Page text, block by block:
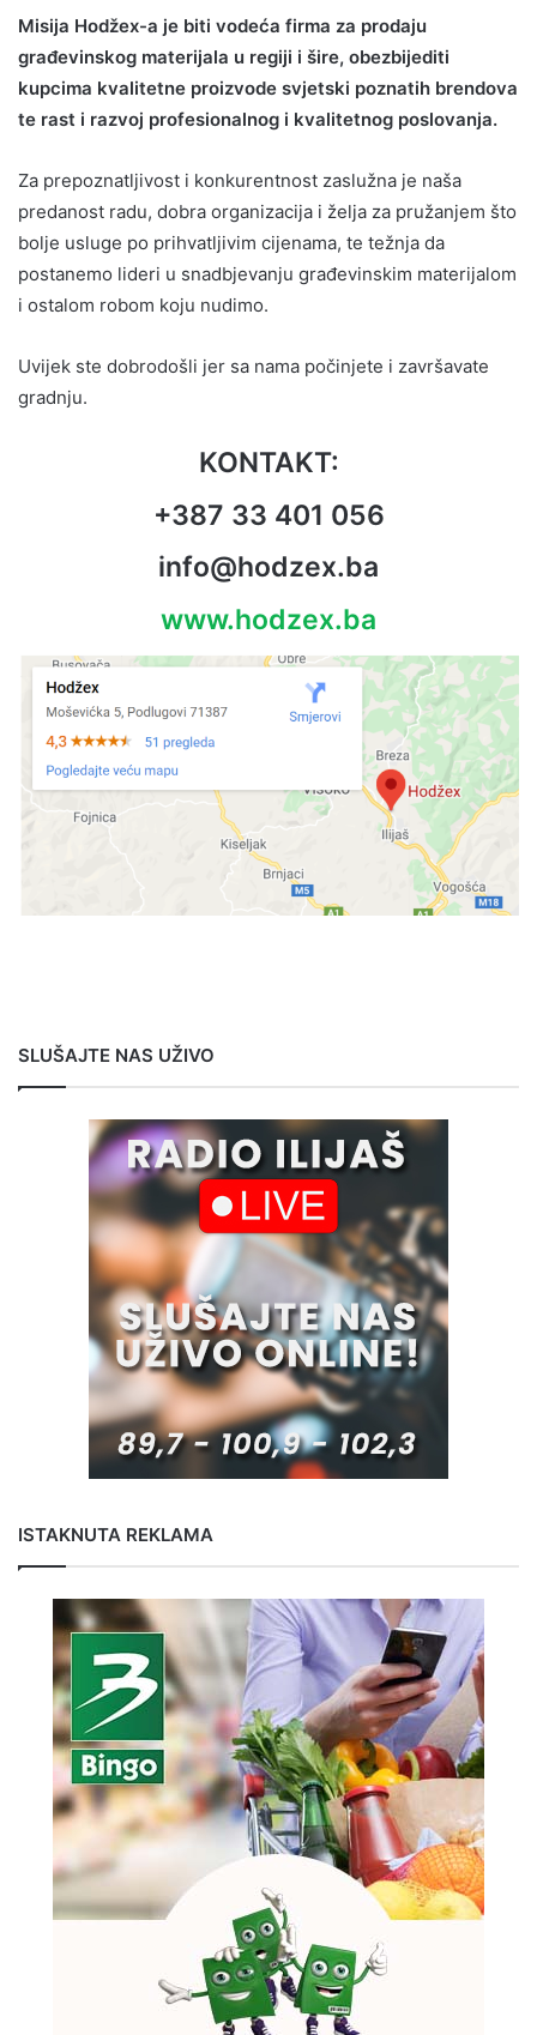
Misija Hodžex-a je biti vodeća firma za prodaju
građevinskog materijala u regiji i šire, obezbijediti
kupcima kvalitetne proizvode svjetski poznatih brendova
te rast i razvoj profesionalnog i kvalitetnog poslovanja.
Za prepoznatljivost i konkurentnost zaslužna je naša
predanost radu, dobra organizacija i želja za pružanjem što
bolje usluge po prihvatljivim cijenama, te težnja da
postanemo lideri u snadbjevanju građevinskim materijalom
i ostalom robom koju nudimo.
Uvijek ste dobrodošli jer sa nama počinjete i završavate
gradnju.
KONTAKT:
+387 33 401 056
info@hodzex.ba
www.hodzex.ba
SLUŠAJTE NAS UŽIVO
ISTAKNUTA REKLAMA